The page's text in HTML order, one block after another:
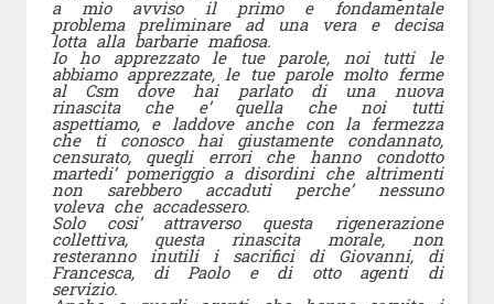
a mio avviso il primo e fondamentale
problema preliminare ad una vera e decisa
lotta alla barbarie mafiosa.
Io ho apprezzato le tue parole, noi tutti le
abbiamo apprezzate, le tue parole molto ferme
al Csm dove hai parlato di una nuova
rinascita che e’ quella che noi tutti
aspettiamo, e laddove anche con la fermezza
che ti conosco hai giustamente condannato,
censurato, quegli errori che hanno condotto
martedi’ pomeriggio a disordini che altrimenti
non sarebbero accaduti perche’ nessuno
voleva che accadessero.
Solo cosi’ attraverso questa rigenerazione
collettiva, questa rinascita morale, non
resteranno inutili i sacrifici di Giovanni, di
Francesca, di Paolo e di otto agenti di
servizio.